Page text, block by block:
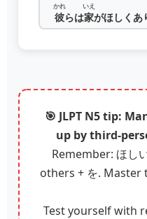
彼
かれ
らは家
いえ
がほしくあ
🎯 JLPT N5 tip:
up by third-
Remember: ほし
others + を.
Test yourself with